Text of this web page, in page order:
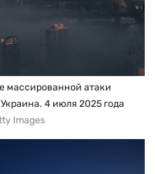
массированной атаки
4 июля 2025 года
Images